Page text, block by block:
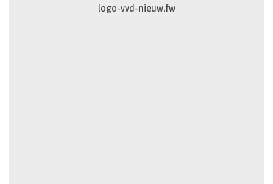
logo-vvd-nieuw.fw
Puur-en-Pracht